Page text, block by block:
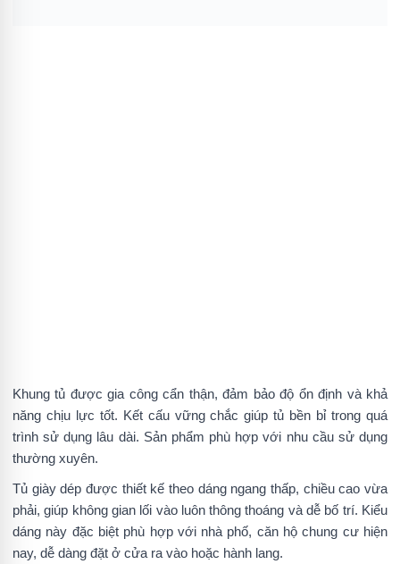
Khung tủ được gia công cẩn thận, đảm bảo độ ổn định và khả
năng chịu lực tốt. Kết cấu vững chắc giúp tủ bền bỉ trong quá
trình sử dụng lâu dài. Sản phẩm phù hợp với nhu cầu sử dụng
thường xuyên.
Tủ giày dép được thiết kế theo dáng ngang thấp, chiều cao vừa
phải, giúp không gian lối vào luôn thông thoáng và dễ bố trí. Kiểu
dáng này đặc biệt phù hợp với nhà phố, căn hộ chung cư hiện
nay, dễ dàng đặt ở cửa ra vào hoặc hành lang.